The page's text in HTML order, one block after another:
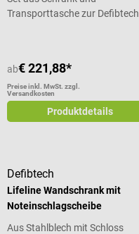
Transporttasche zur Defibtech
ab€ 221,88*
Preise inkl. MwSt. zzgl.
Versandkosten
Produktdetails
Defibtech
Lifeline Wandschrank mit
Noteinschlagscheibe
Aus Stahlblech mit Schloss